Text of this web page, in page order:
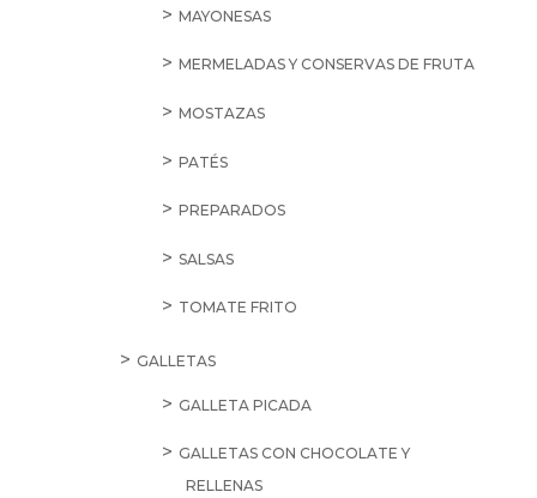
MAYONESAS
MERMELADAS Y CONSERVAS DE FRUTA
MOSTAZAS
PATÉS
PREPARADOS
SALSAS
TOMATE FRITO
GALLETAS
GALLETA PICADA
GALLETAS CON CHOCOLATE Y
RELLENAS